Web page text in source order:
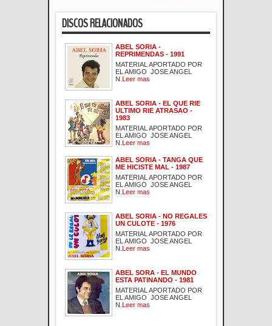
DISCOS RELACIONADOS
ABEL SORIA -
REPRIMENDAS - 1991
MATERIAL APORTADO POR
EL AMIGO JOSE ANGEL
N. Leer mas
ABEL SORIA - EL QUE RIE
ULTIMO RIE ATRASAO -
1983
MATERIAL APORTADO POR
EL AMIGO JOSE ANGEL
N. Leer mas
ABEL SORIA - TANGA QUE
ME HICISTE MAL - 1987
MATERIAL APORTADO POR
EL AMIGO JOSE ANGEL
N. Leer mas
ABEL SORIA - NO REGALES
UN CULOTE - 1976
MATERIAL APORTADO POR
EL AMIGO JOSE ANGEL
N. Leer mas
ABEL SORA - EL MUNDO
ESTA PATINANDO - 1981
MATERIAL APORTADO POR
EL AMIGO JOSE ANGEL
N. Leer mas